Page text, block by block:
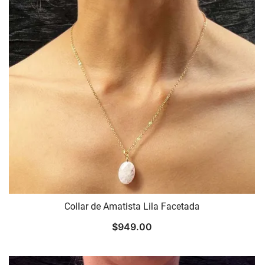
Collar de Amatista Lila Facetada
$949.00